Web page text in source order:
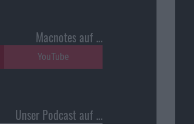
Macnotes auf …
YouTube
Unser Podcast auf …